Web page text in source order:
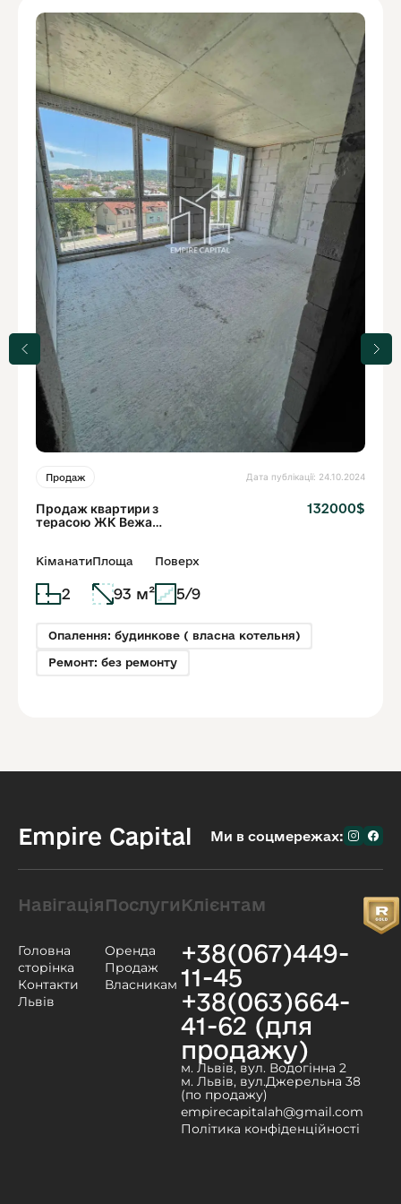
Продаж Дата публікації: 24.10.2024
Продаж квартири з
терасою ЖК Вежа
132000$
Кіманати
2
Площа
93 м²
Поверх
5/9
Опалення: будинкове ( власна котельня)
Ремонт: без ремонту
Empire Capital Ми в соцмережах:
Навігація
Головна
сторінка
Контакти
Львів
Послуги
Оренда
Продаж
Власникам
Клієнтам
+38(067)449-
11-45
+38(063)664-
41-62 (для
продажу)
м. Львів, вул. Водогінна 2
м. Львів, вул.Джерельна 38
(по продажу)
empirecapitalah@gmail.com
Політика конфіденційності